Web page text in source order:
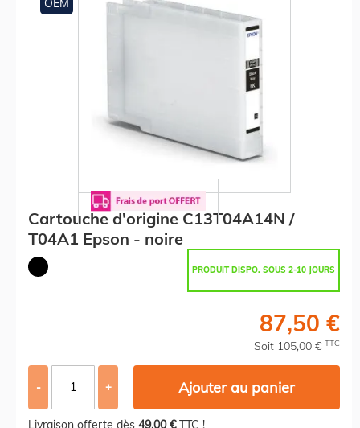
Cartouche d'origine C13T04A14N /
T04A1 Epson - noire
PRODUIT DISPO. SOUS 2-10 JOURS
87,50 €
Soit 105,00 € TTC
- + Ajouter au panier
Livraison offerte dès 49,00 €TTC !